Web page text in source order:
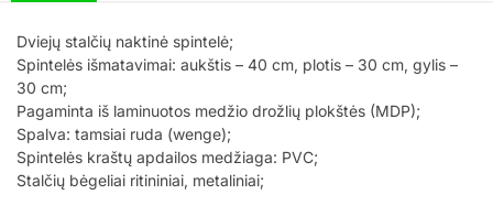
Dviejų stalčių naktinė spintelė;
Spintelės išmatavimai: aukštis – 40 cm, plotis – 30 cm, gylis –
30 cm;
Pagaminta iš laminuotos medžio drožlių plokštės (MDP);
Spalva: tamsiai ruda (wenge);
Spintelės kraštų apdailos medžiaga: PVC;
Stalčių bėgeliai ritininiai, metaliniai;